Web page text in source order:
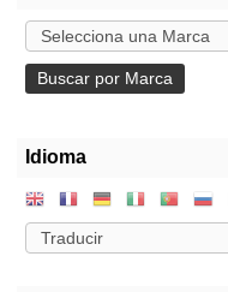
Idioma